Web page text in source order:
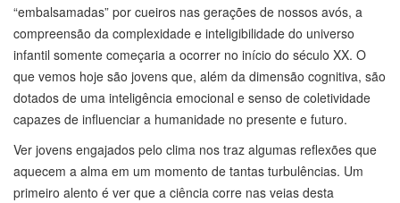
“embalsamadas” por cueiros nas gerações de nossos avós, a
compreensão da complexidade e inteligibilidade do universo
infantil somente começaria a ocorrer no início do século XX. O
que vemos hoje são jovens que, além da dimensão cognitiva, são
dotados de uma inteligência emocional e senso de coletividade
capazes de influenciar a humanidade no presente e futuro.
Ver jovens engajados pelo clima nos traz algumas reflexões que
aquecem a alma em um momento de tantas turbulências. Um
primeiro alento é ver que a ciência corre nas veias desta